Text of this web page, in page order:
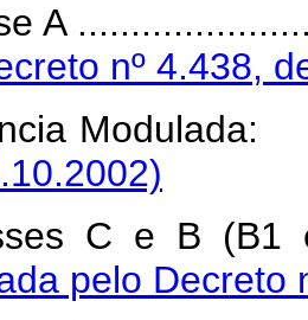
A
nº 4.438,
C e B
pelo Decreto